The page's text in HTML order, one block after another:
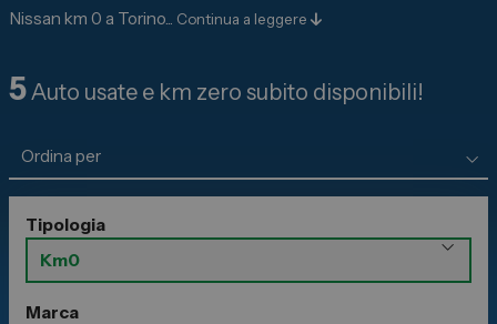
Abarth
Alfa Romeo
Opel
Peugeot
Citroen
Leapmotor
Toyota
Nissan km 0 a Torino... Continua a leggere
5Auto usate e km zero subito disponibili!
Tipologia
Marca